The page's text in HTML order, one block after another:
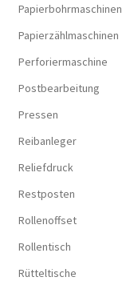
Papierbohrmaschinen
Papierzählmaschinen
Perforiermaschine
Postbearbeitung
Pressen
Reibanleger
Reliefdruck
Restposten
Rollenoffset
Rollentisch
Rütteltische